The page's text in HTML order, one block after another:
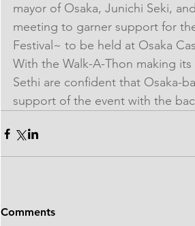
mayor of Osaka, Junichi Seki,
meeting to garner support for
Festival~ to be held at Osaka
With the Walk-A-Thon making
Sethi are confident that Osaka-
support of the event with the
Comments